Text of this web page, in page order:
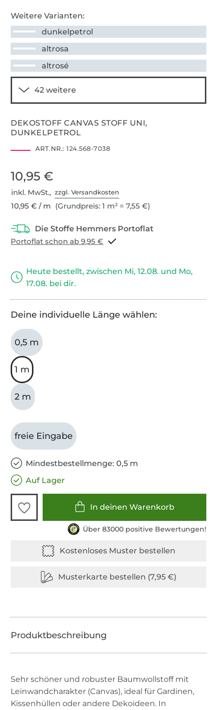
Weitere Varianten:
dunkelpetrol
altrosa
altrosé
DEKOSTOFF CANVAS STOFF UNI,
DUNKELPETROL
ART.NR.: 124.568-7038
10,95 €
inkl. MwSt.,zzgl. Versandkosten
10,95 € / m (Grundpreis: 1 m² = 7,55 €)
Portoflat schon ab 9,95 €
Heute bestellt, zwischen Mi, 12.08. und Mo,
17.08. bei dir.
Deine individuelle Länge wählen:
0,5 m
1 m
2 m
freie Eingabe
Mindestbestellmenge: 0,5 m
Auf Lager
In deinen Warenkorb
Über 83000 positive Bewertungen!
Sehr schöner und robuster Baumwollstoff mit
Leinwandcharakter (Canvas), ideal für Gardinen,
Kissenhüllen oder andere Dekoideen. In